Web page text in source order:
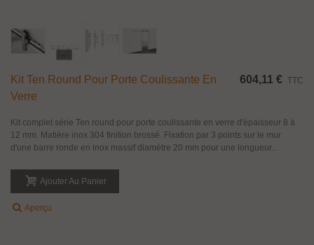
Kit Ten Round Pour Porte Coulissante En
Verre
604,11 € TTC
Kit complet série Ten round pour porte coulissante en verre d'épaisseur 8 à
12 mm. Matière inox 304 finition brossé. Fixation par 3 points sur le mur
d'une barre ronde en inox massif diamètre 20 mm pour une longueur...
Ajouter Au Panier
Aperçu